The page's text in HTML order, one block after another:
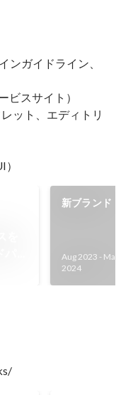
ンガイドライン、
ビスサイト）
ット、エディトリ
新ブランド
Aug 2023 - May
2024